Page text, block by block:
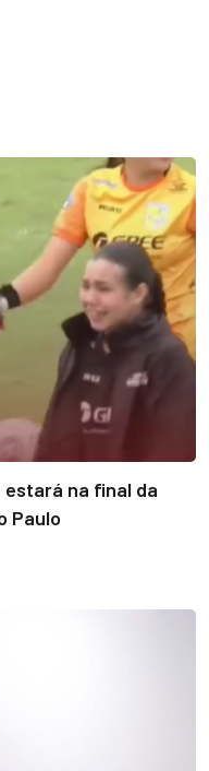
estará na final da
Paulo